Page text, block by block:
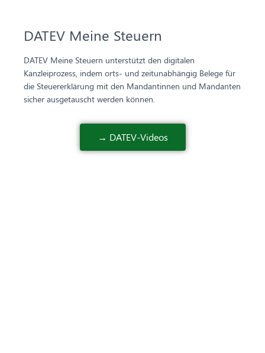
DATEV Meine Steuern
DATEV Meine Steuern unterstützt den digitalen
Kanzleiprozess, indem orts- und zeitunabhängig Belege für
die Steuererklärung mit den Mandantinnen und Mandanten
sicher ausgetauscht werden können.
→ DATEV-Videos